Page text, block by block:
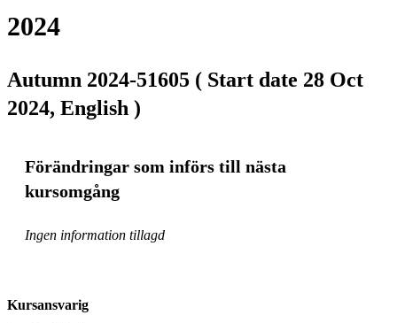
2024
Autumn 2024-51605 ( Start date 28 Oct
2024, English )
Förändringar som införs till nästa
kursomgång
Ingen information tillagd
Kursansvarig